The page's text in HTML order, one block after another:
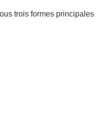
trois formes